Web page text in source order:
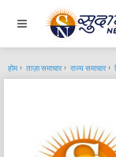
होम ताज़ा समाचार राज्य समाचार